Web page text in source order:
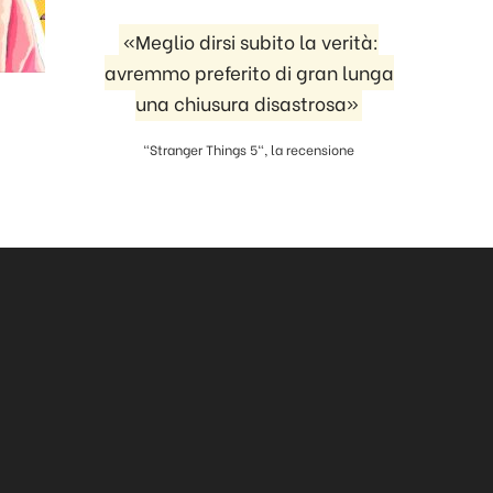
«Meglio dirsi subito la verità:
avremmo preferito di gran lunga
una chiusura disastrosa»
"Stranger Things 5", la recensione